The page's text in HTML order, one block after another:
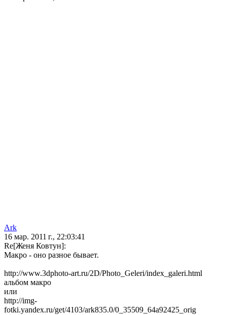
Ark
16 мар. 2011 г., 22:03:41
Re[Женя Ковтун]:
Макро - оно разное бывает.
http://www.3dphoto-art.ru/2D/Photo_Geleri/index_galeri.html
альбом макро
или
http://img-
fotki.yandex.ru/get/4103/ark835.0/0_35509_64a92425_orig